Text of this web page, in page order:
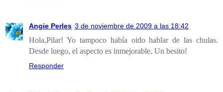
Angie Perles 3 de noviembre de 2009 a las 18:42
Hola,Pilar! Yo tampoco había oido hablar de las chulas.
Desde luego, el aspecto es inmejorable. Un besito!
Responder